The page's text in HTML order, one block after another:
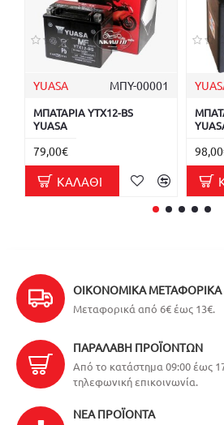
YUASA ΜΠΥ-00001
ΜΠΑΤΑΡΙΑ YTX12-BS
YUASA
79,00€
ΚΑΛΆΘΙ
ΟΙΚΟΝΟΜΙΚΆ ΜΕΤΑΦΟΡΙΚΆ
Μεταφορικά από 6€ έως 13€.
ΠΑΡΑΛΑΒΉ ΠΡΟΪΌΝΤΩΝ
Από το κατάστημα 09:00 έως
τηλεφωνική επικοινωνία.
ΝΈΑ ΠΡΟΪΌΝΤΑ